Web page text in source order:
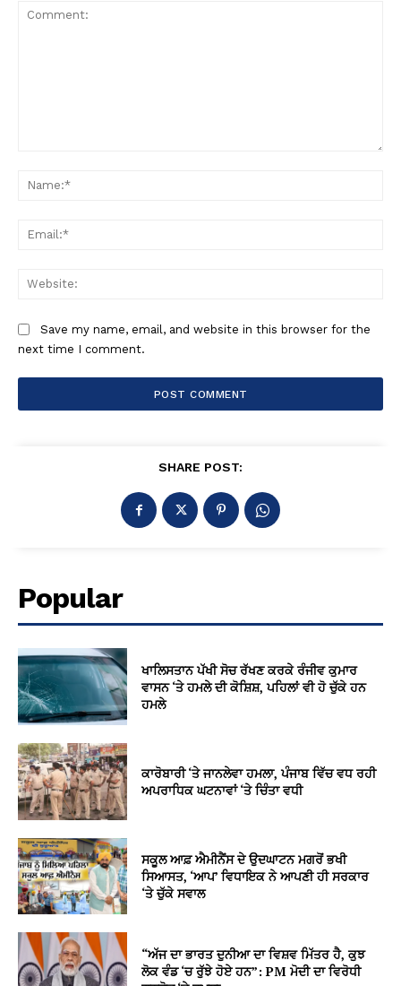
Save my name, email, and website in this browser for the
next time I comment.
SHARE POST:
Popular
ਖਾਲਿਸਤਾਨ ਪੱਖੀ ਸੋਚ ਰੱਖਣ ਕਰਕੇ ਰੰਜੀਵ ਕੁਮਾਰ
ਵਾਸਨ ‘ਤੇ ਹਮਲੇ ਦੀ ਕੋਸ਼ਿਸ਼, ਪਹਿਲਾਂ ਵੀ ਹੋ ਚੁੱਕੇ ਹਨ
ਹਮਲੇ
ਕਾਰੋਬਾਰੀ ‘ਤੇ ਜਾਨਲੇਵਾ ਹਮਲਾ, ਪੰਜਾਬ ਵਿੱਚ ਵਧ ਰਹੀ
ਅਪਰਾਧਿਕ ਘਟਨਾਵਾਂ ‘ਤੇ ਚਿੰਤਾ ਵਧੀ
ਸਕੂਲ ਆਫ਼ ਐਮੀਨੈਂਸ ਦੇ ਉਦਘਾਟਨ ਮਗਰੋਂ ਭਖੀ
ਸਿਆਸਤ, ‘ਆਪ’ ਵਿਧਾਇਕ ਨੇ ਆਪਣੀ ਹੀ ਸਰਕਾਰ
‘ਤੇ ਚੁੱਕੇ ਸਵਾਲ
“ਅੱਜ ਦਾ ਭਾਰਤ ਦੁਨੀਆ ਦਾ ਵਿਸ਼ਵ ਮਿੱਤਰ ਹੈ, ਕੁਝ
ਲੋਕ ਵੰਡ ‘ਚ ਰੁੱਝੇ ਹੋਏ ਹਨ”: PM ਮੋਦੀ ਦਾ ਵਿਰੋਧੀ